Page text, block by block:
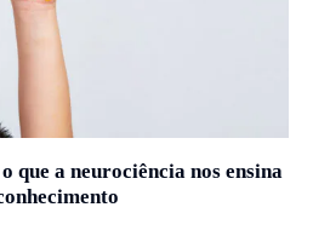
que a neurociência nos ensina